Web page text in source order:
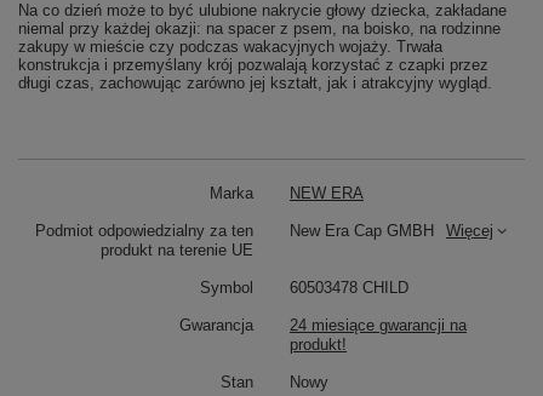
Na co dzień może to być ulubione nakrycie głowy dziecka, zakładane
niemal przy każdej okazji: na spacer z psem, na boisko, na rodzinne
zakupy w mieście czy podczas wakacyjnych wojaży. Trwała
konstrukcja i przemyślany krój pozwalają korzystać z czapki przez
długi czas, zachowując zarówno jej kształt, jak i atrakcyjny wygląd.
Marka NEW ERA
Podmiot odpowiedzialny za ten
produkt na terenie UE
New Era Cap GMBH Więcej
Symbol 60503478 CHILD
Gwarancja
24 miesiące gwarancji na
produkt!
Stan Nowy